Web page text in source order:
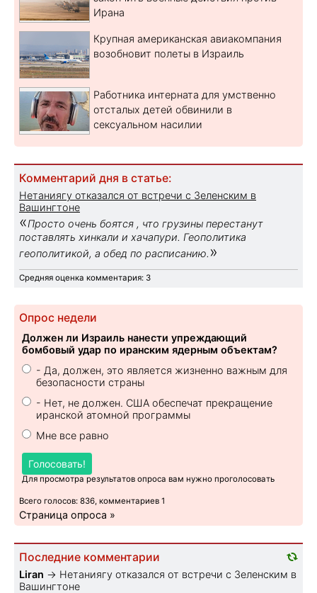
Ирана
Крупная американская авиакомпания
возобновит полеты в Израиль
Работника интерната для умственно
отсталых детей обвинили в
сексуальном насилии
Комментарий дня в статье:
Нетаниягу отказался от встречи с Зеленским в
Вашингтоне
«Просто очень боятся , что грузины перестанут
поставлять хинкали и хачапури. Геополитика
геополитикой, а обед по расписанию. »
Средняя оценка комментария: 3
Опрос недели
Должен ли Израиль нанести упреждающий
бомбовый удар по иранским ядерным объектам?
- Да, должен, это является жизненно важным для
безопасности страны
- Нет, не должен. США обеспечат прекращение
иранской атомной программы
Мне все равно
Голосовать!
Для просмотра результатов опроса вам нужно проголосовать
Всего голосов: 836, комментариев 1
Страница опроса »
Последние комментарии
Liran → Нетаниягу отказался от встречи с Зеленским в
Вашингтоне